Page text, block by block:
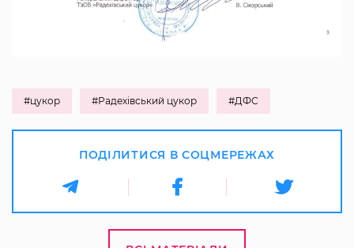
#цукор #Радехівський цукор #ДФС
ПОДІЛИТИСЯ В СОЦМЕРЕЖАХ